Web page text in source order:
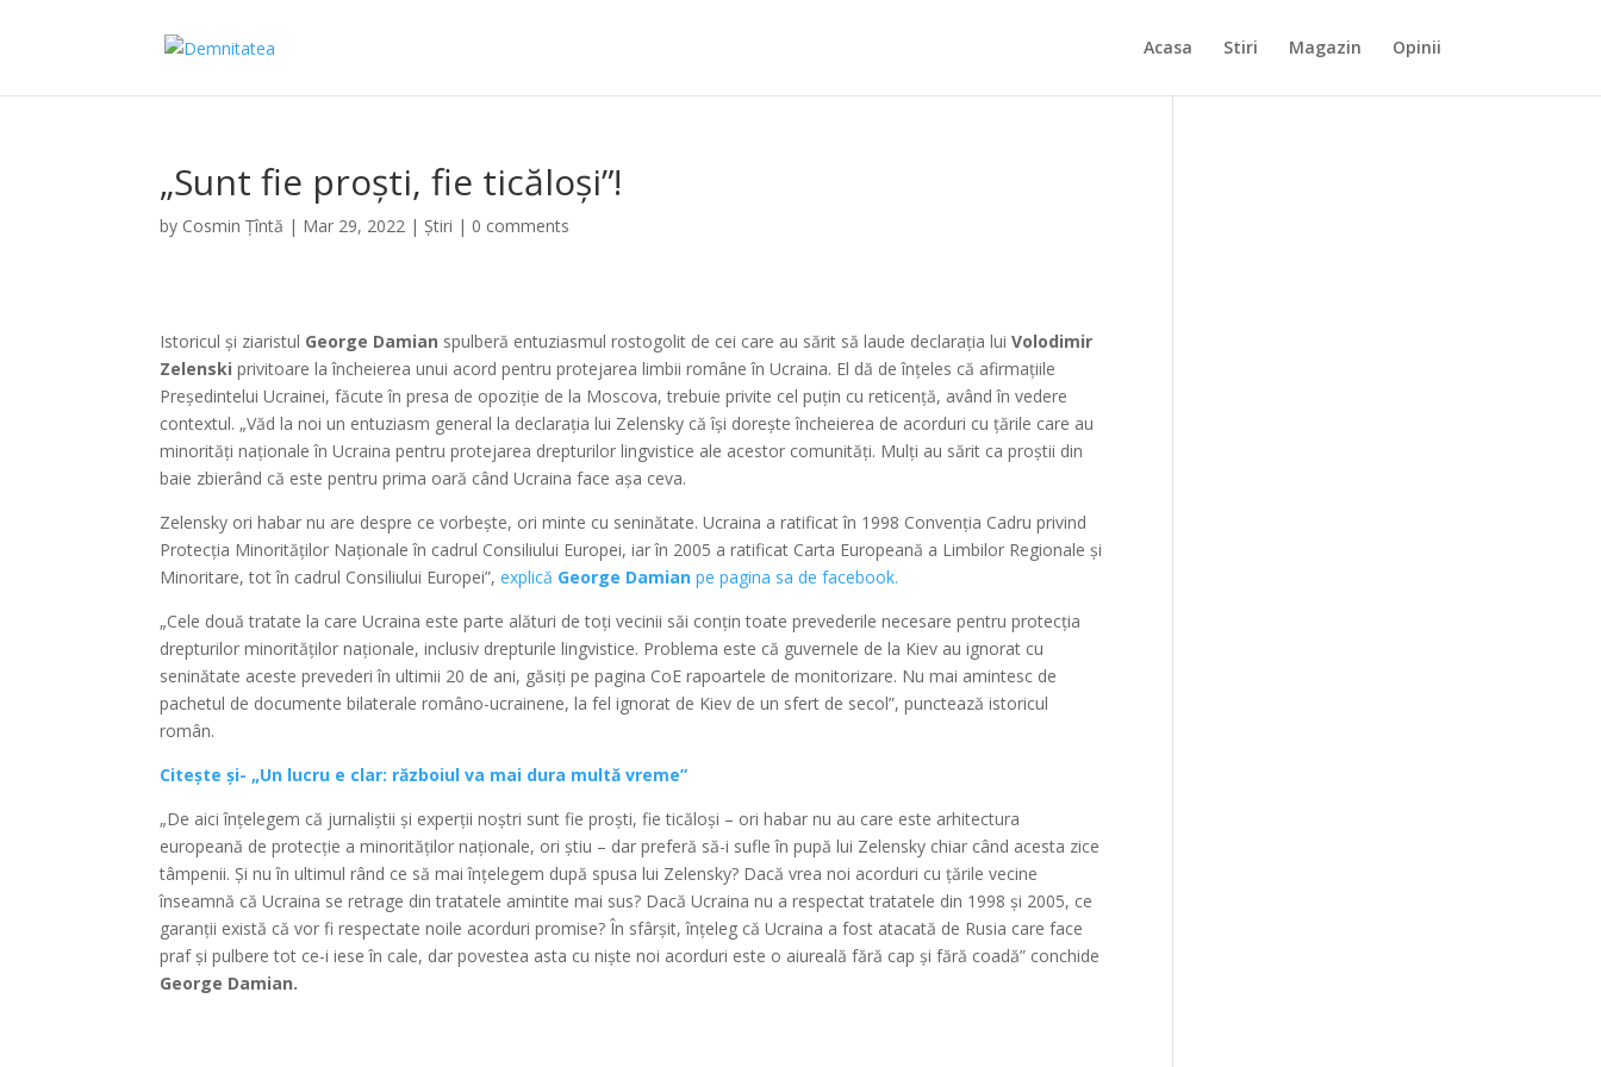
Acasa Stiri Magazin Opinii
„Sunt fie proști, fie ticăloși”!
by Cosmin Țîntă | Mar 29, 2022 |Știri | 0 comments
Istoricul și ziaristul George Damian spulberă entuziasmul rostogolit de cei care au sărit să laude declarația luiVolodimir
Zelenski privitoare la încheierea unui acord pentru protejarea limbii române în Ucraina. El dă de înțeles că afirmațiile
Președintelui Ucrainei, făcute în presa de opoziție de la Moscova, trebuie privite cel puțin cu reticență, având în vedere
contextul. „Văd la noi un entuziasm general la declarația lui Zelensky că își dorește încheierea de acorduri cu țările care au
minorități naționale în Ucraina pentru protejarea drepturilor lingvistice ale acestor comunități. Mulți au sărit ca proștii din
baie zbierând că este pentru prima oară când Ucraina face așa ceva.
Zelensky ori habar nu are despre ce vorbește, ori minte cu seninătate. Ucraina a ratificat în 1998 Convenția Cadru privind
Protecția Minorităților Naționale în cadrul Consiliului Europei, iar în 2005 a ratificat Carta Europeană a Limbilor Regionale și
Minoritare, tot în cadrul Consiliului Europei”,explică George Damian pe pagina sa de facebook.
„Cele două tratate la care Ucraina este parte alături de toți vecinii săi conțin toate prevederile necesare pentru protecția
drepturilor minorităților naționale, inclusiv drepturile lingvistice. Problema este că guvernele de la Kiev au ignorat cu
seninătate aceste prevederi în ultimii 20 de ani, găsiți pe pagina CoE rapoartele de monitorizare. Nu mai amintesc de
pachetul de documente bilaterale româno-ucrainene, la fel ignorat de Kiev de un sfert de secol”, punctează istoricul
român.
Citește și- „Un lucru e clar: războiul va mai dura multă vreme”
„De aici înțelegem că jurnaliștii și experții noștri sunt fie proști, fie ticăloși – ori habar nu au care este arhitectura
europeană de protecție a minorităților naționale, ori știu – dar preferă să-i sufle în pupă lui Zelensky chiar când acesta zice
tâmpenii. Și nu în ultimul rând ce să mai înțelegem după spusa lui Zelensky? Dacă vrea noi acorduri cu țările vecine
înseamnă că Ucraina se retrage din tratatele amintite mai sus? Dacă Ucraina nu a respectat tratatele din 1998 și 2005, ce
garanții există că vor fi respectate noile acorduri promise? În sfârșit, înțeleg că Ucraina a fost atacată de Rusia care face
praf și pulbere tot ce-i iese în cale, dar povestea asta cu niște noi acorduri este o aiureală fără cap și fără coadă” conchide
George Damian.